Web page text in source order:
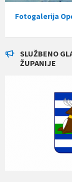
Fotogalerija
SLUŽBENO
ŽUPANIJE